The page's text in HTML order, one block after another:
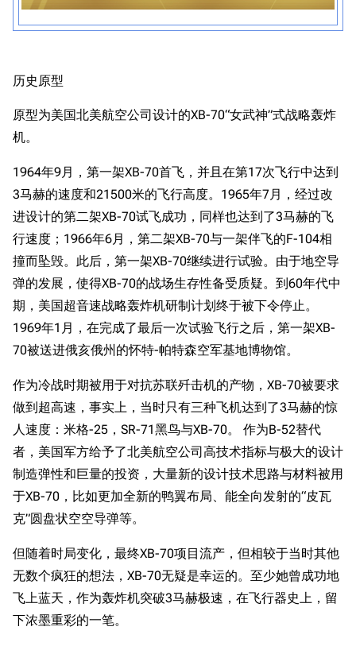
1696 6687 11.9万
舰R百科
导航
首页
最近更改
留言讨论页
帮助
资助百科
编辑规范
游戏系统
新手入门
推荐角色与游戏技
巧
海域资料
经验计算
任务
好感度
舰娘与装备
按编号
按类型
按国籍
深海舰队
装备图鉴
历史原型
原型为美国北美航空公司设计的XB-70“女武神”式战略轰炸
机。
1964年9月，第一架XB-70首飞，并且在第17次飞行中达到
3马赫的速度和21500米的飞行高度。1965年7月，经过改
进设计的第二架XB-70试飞成功，同样也达到了3马赫的飞
行速度；1966年6月，第二架XB-70与一架伴飞的F-104相
撞而坠毁。此后，第一架XB-70继续进行试验。由于地空导
弹的发展，使得XB-70的战场生存性备受质疑。到60年代中
期，美国超音速战略轰炸机研制计划终于被下令停止。
1969年1月，在完成了最后一次试验飞行之后，第一架XB-
70被送进俄亥俄州的怀特-帕特森空军基地博物馆。
作为冷战时期被用于对抗苏联歼击机的产物，XB-70被要求
做到超高速，事实上，当时只有三种飞机达到了3马赫的惊
人速度：米格-25，SR-71黑鸟与XB-70。 作为B-52替代
者，美国军方给予了北美航空公司高技术指标与极大的设计
制造弹性和巨量的投资，大量新的设计技术思路与材料被用
于XB-70，比如更加全新的鸭翼布局、能全向发射的“皮瓦
克”圆盘状空空导弹等。
但随着时局变化，最终XB-70项目流产，但相较于当时其他
无数个疯狂的想法，XB-70无疑是幸运的。至少她曾成功地
飞上蓝天，作为轰炸机突破3马赫极速，在飞行器史上，留
下浓墨重彩的一笔。